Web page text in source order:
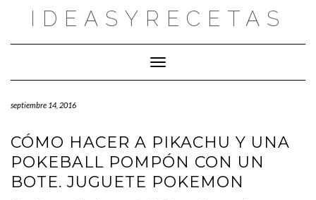
IDEASYRECETAS
Cambiar modo de navegación
septiembre 14, 2016
CÓMO HACER A PIKACHU Y UNA
POKEBALL POMPÓN CON UN
BOTE. JUGUETE POKEMON